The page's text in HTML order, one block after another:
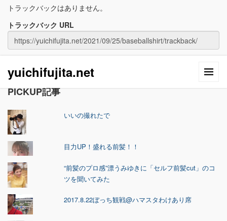
トラックバックはありません。
トラックバック URL
yuichifujita.net
PICKUP記事
いいの撮れたで
目力UP！盛れる前髪！！
“前髪のプロ感”漂うみゆきに「セルフ前髪cut」のコ
ツを聞いてみた
2017.8.22ぼっち観戦@ハマスタわけあり席